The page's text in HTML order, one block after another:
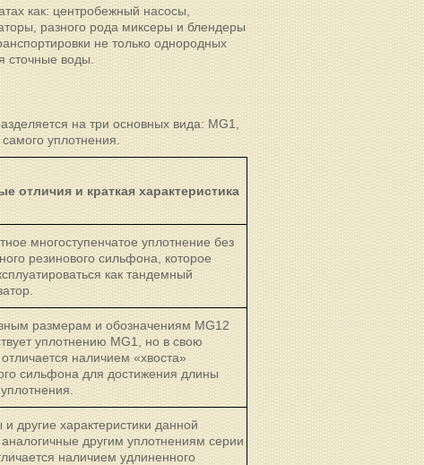
как: центробежный насосы,
разного рода миксеры и блендеры
не только однородных
сточные воды.
на три основных вида: MG1,
уплотнения.
отличия и краткая характеристика
многоступенчатое уплотнение без
резинового сильфона, которое
как тандемный
размерам и обозначениям MG12
уплотнению MG1, но в свою
наличием «хвоста»
сильфона для достижения длины
другие характеристики данной
другим уплотнениям серии
наличием удлиненного